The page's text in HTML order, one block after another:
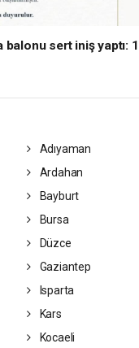
balonu sert iniş yaptı: 1
Adıyaman
Ardahan
Bayburt
Bursa
Düzce
Gaziantep
Isparta
Kars
Kocaeli